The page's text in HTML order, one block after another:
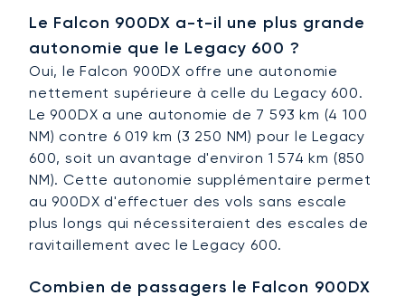
Le Falcon 900DX a-t-il une plus grande
autonomie que le Legacy 600 ?
Oui, le Falcon 900DX offre une autonomie
nettement supérieure à celle du Legacy 600.
Le 900DX a une autonomie de 7 593 km (4 100
NM) contre 6 019 km (3 250 NM) pour le Legacy
600, soit un avantage d'environ 1 574 km (850
NM). Cette autonomie supplémentaire permet
au 900DX d'effectuer des vols sans escale
plus longs qui nécessiteraient des escales de
ravitaillement avec le Legacy 600.
Combien de passagers le Falcon 900DX